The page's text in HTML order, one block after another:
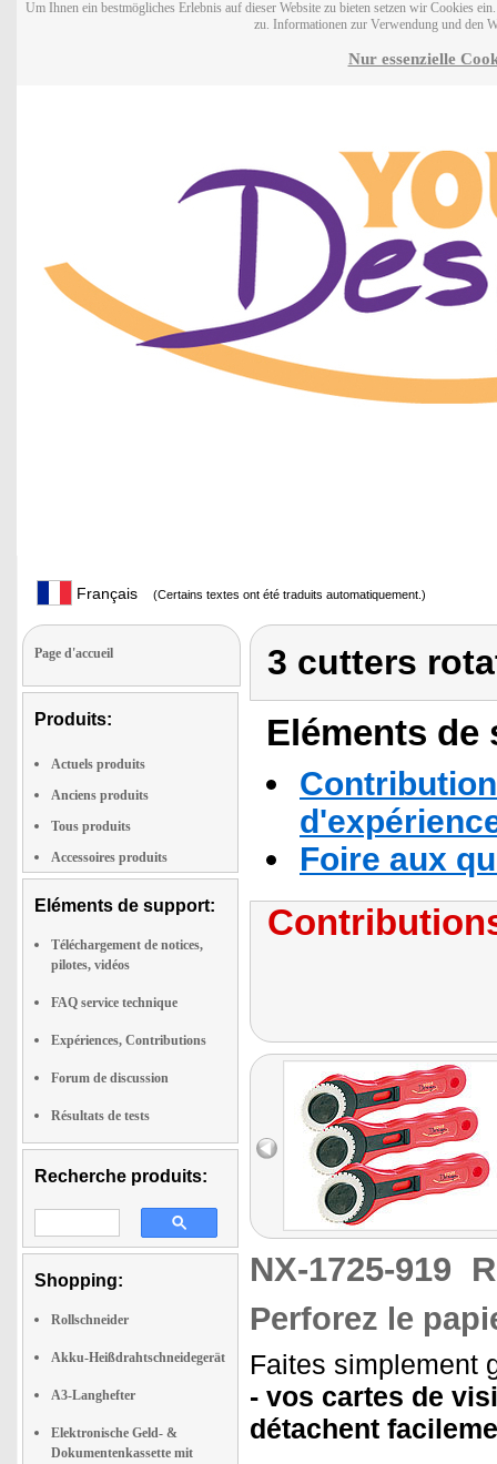
Um Ihnen ein bestmögliches Erlebnis auf dieser Website zu bieten setzen wir Cookies
zu. Informationen zur Verwendung und den
Nur essenzielle
Français (Certains textes ont été traduits automatiquement.)
Page d'accueil
Produits:
Actuels produits
Anciens produits
Tous produits
Accessoires produits
Eléments de support:
Téléchargement de notices,
pilotes, vidéos
FAQ service technique
Expériences, Contributions
Forum de discussion
Résultats de tests
Recherche produits:
Shopping:
Rollschneider
Akku-Heißdrahtschneidegerät
A3-Langhefter
Elektronische Geld- &
Dokumentenkassette mit
3 cutters
Eléments
Foire aux
NX-1725-919
Perforez le
Faites simplement
- vos cartes de
détachent